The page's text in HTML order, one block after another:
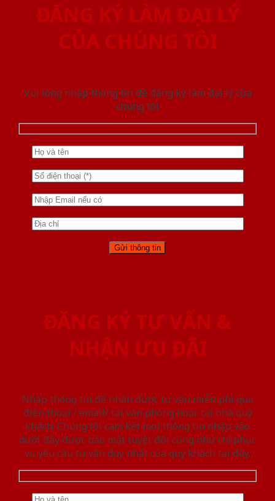
ĐĂNG KÝ LÀM ĐẠI LÝ
CỦA CHÚNG TÔI
Vui lòng nhập thông tin để đăng ký làm đại lý của
chúng tôi
ĐĂNG KÝ TƯ VẤN &
NHẬN ƯU ĐÃI
Nhập thông tin để nhận được tư vấn miễn phí qua
điện thoại / email/ tại văn phòng hoặc tại nhà quý
khách. Chúng tôi cam kết mọi thông tin nhập vào
dưới đây được bảo mật tuyệt đối cũng như chỉ phục
vụ yêu cầu tư vấn duy nhất của quý khách tại đây.